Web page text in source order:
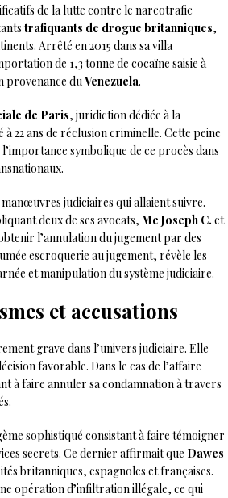
de la lutte contre le narcotrafic
trafiquants de drogue britanniques,
Arrêté en 2015 dans sa villa
de 1,3 tonne de cocaïne saisie à
provenance duVenezuela.
de Paris, juridiction dédiée à la
22 ans de réclusion criminelle. Cette peine
symbolique de ce procès dans
judiciaires qui allaient suivre.
deux de ses avocats, Me Joseph C. et
l’annulation du jugement par des
escroquerie au jugement, révèle les
et manipulation du système judiciaire.
et accusations
grave dans l’univers judiciaire. Elle
favorable. Dans le cas de l’affaire
à faire annuler sa condamnation à travers
sophistiqué consistant à faire témoigner
secrets. Ce dernier affirmait que Dawes
britanniques, espagnoles et françaises.
opération d’infiltration illégale, ce qui